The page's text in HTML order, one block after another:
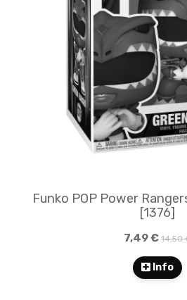
Funko POP Power
[1376]
7,49 € 14,50
Info